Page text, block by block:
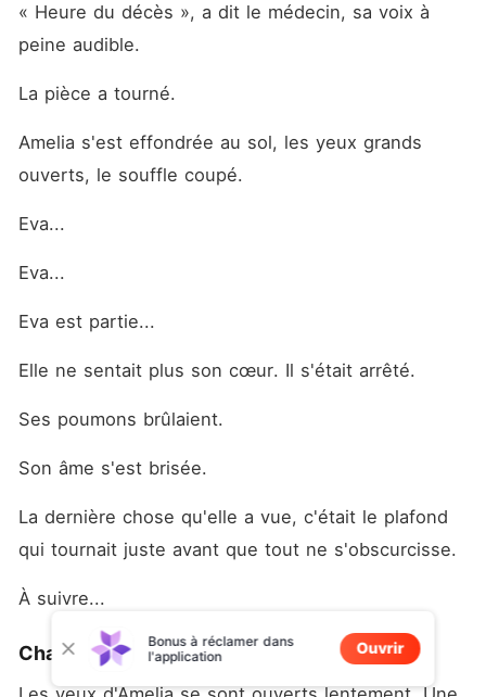
« Heure du décès », a dit le médecin, sa voix à
peine audible.
La pièce a tourné.
Amelia s'est effondrée au sol, les yeux grands
ouverts, le souffle coupé.
Eva...
Eva...
Eva est partie...
Elle ne sentait plus son cœur. Il s'était arrêté.
Ses poumons brûlaient.
Son âme s'est brisée.
La dernière chose qu'elle a vue, c'était le plafond
qui tournait juste avant que tout ne s'obscurcisse.
À suivre...
Chapitre 3 La cérémonie de rejet I
Bonus à réclamer dans
l'application
Ouvrir